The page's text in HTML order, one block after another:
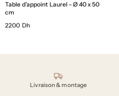
Table d’appoint Laurel – Ø 40 x 50
cm
2200 Dh
Nos engagements
Livraison & montage